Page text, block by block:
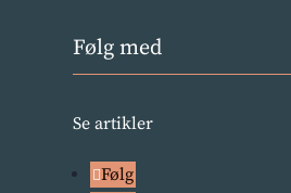
Følg med
Se artikler
Følg